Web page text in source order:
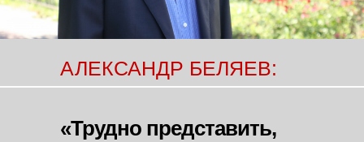
АЛЕКСАНДР БЕЛЯЕВ:
«Трудно представить,